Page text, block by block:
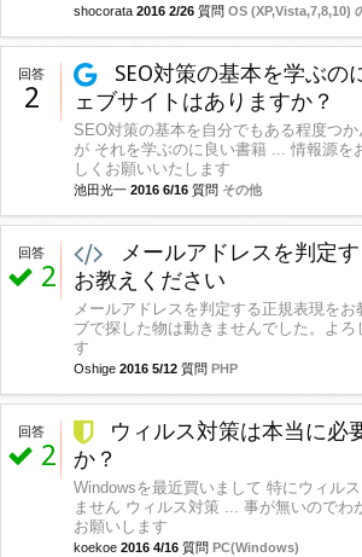
shocorata 2016 2/26 質問 OS (XP,Vista,7,8,10)
回答
2
SEO対策の基本を学ぶの
ェブサイトはありますか？
SEO対策の基本を自分でもある程度つ
が それを学ぶのに良い書籍 ... 情報源を
しくお願いいたします
池田光一 2016 6/16 質問 その他
回答
2
メールアドレスを判定
お教えください
メールアドレスを判定する正規表現をお
ブで探した物は動きませんでした。よろ
す
Oshige 2016 5/12 質問 PHP
回答
2
ウィルス対策は本当に必
か？
Windowsを最近買いまして 特にウィル
ません ウィルス対策 ... 事が無いのでわ
お願いします
koekoe 2016 4/16 質問 PC(Windows)